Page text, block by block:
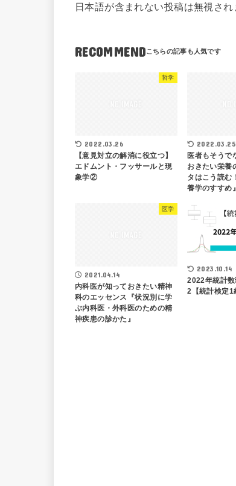
日本語が含まれない投稿は無視さ
RECOMMEND
哲学
2022.03.26
【意見対立の解消に役立つ】
エドムント・フッサールと現
象学②
2022.03.25
医者もそうで
おきたい栄養
タはこう読む
養学のすすめ』
医学
2021.04.14
内科医が知っておきたい精神
科のエッセンス『状況別に学
ぶ内科医・外科医のための精
神疾患の診かた』
2023.10.14
2022年統計
2【統計検定1